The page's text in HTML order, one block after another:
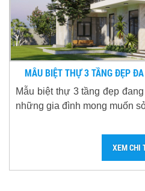
MẪU BIỆT THỰ 3 TẦNG ĐẸP
Mẫu biệt thự 3 tầng đẹp
những gia đình mong muốn
XEM CHI